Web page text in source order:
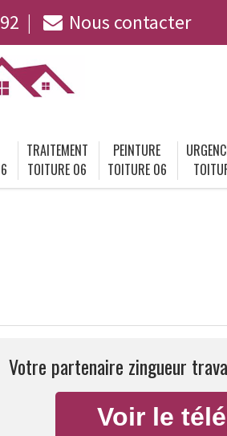
Nous contacter
TRAITEMENT
TOITURE 06
PEINTURE
TOITURE 06
Votre partenaire zingueur